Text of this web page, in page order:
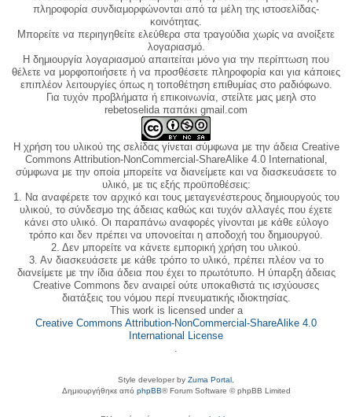
πληροφορία συνδιαμορφώνονται από τα μέλη της ιστοσελίδας-
κοινότητας.
Μπορείτε να περιηγηθείτε ελεύθερα στα τραγούδια χωρίς να ανοίξετε
λογαριασμό.
Η δημιουργία λογαριασμού απαιτείται μόνο για την περίπτωση που
θέλετε να μορφοποιήσετε ή να προσθέσετε πληροφορία και για κάποιες
επιπλέον λειτουργίες όπως η τοποθέτηση επιθυμίας στο ραδιόφωνο.
Για τυχόν προβλήματα ή επικοινωνία, στείλτε μας μεηλ στο
rebetoselida παπάκι gmail.com
Η χρήση του υλικού της σελίδας γίνεται σύμφωνα με την άδεια Creative
Commons Attribution-NonCommercial-ShareAlike 4.0 International,
σύμφωνα με την οποία μπορείτε να διανείμετε και να διασκευάσετε το
υλικό, με τις εξής προϋποθέσεις:
1. Να αναφέρετε τον αρχικό και τους μεταγενέστερους δημιουργούς του
υλικού, το σύνδεσμο της άδειας καθώς και τυχόν αλλαγές που έχετε
κάνει στο υλικό. Οι παραπάνω αναφορές γίνονται με κάθε εύλογο
τρόπο και δεν πρέπει να υπονοείται η αποδοχή του δημιουργού.
2. Δεν μπορείτε να κάνετε εμπορική χρήση του υλικού.
3. Αν διασκευάσετε με κάθε τρόπο το υλικό, πρέπει πλέον να το
διανείμετε με την ίδια άδεια που έχει το πρωτότυπο. Η ύπαρξη άδειας
Creative Commons δεν αναιρεί ούτε υποκαθιστά τις ισχύουσες
διατάξεις του νόμου περί πνευματικής ιδιοκτησίας.
This work is licensed under a
Creative Commons Attribution-NonCommercial-ShareAlike 4.0
International License
Style developer by Zuma Portal ,
Δημιουργήθηκε από phpBB® Forum Software © phpBB Limited